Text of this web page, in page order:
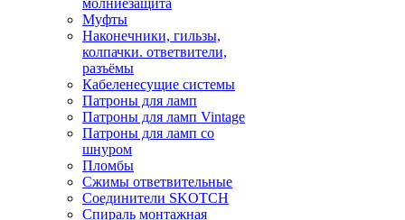
молниезащита
Муфты
Наконечники, гильзы,
колпачки. ответвители,
разъёмы
Кабеленесущие системы
Патроны для ламп
Патроны для ламп Vintage
Патроны для ламп со
шнуром
Пломбы
Сжимы ответвительные
Соединители SKOTCH
Спираль монтажная